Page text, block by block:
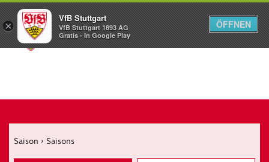
Menü
Saison › Saisons
×
VfB Stuttgart
VfB Stuttgart 1893 AG
Gratis - In Google Play
ÖFFNEN